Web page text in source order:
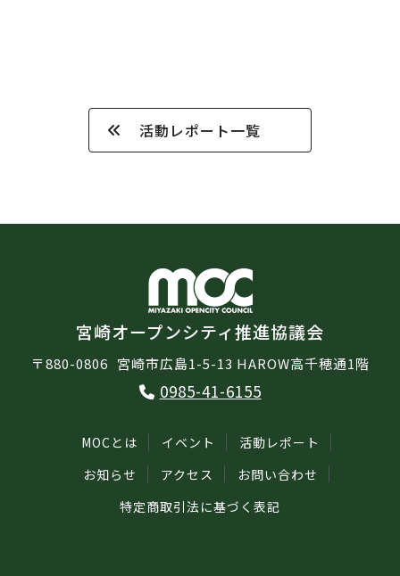
活動レポート一覧
宮崎オープンシティ推進協議会
〒880-0806 宮崎市広島1-5-13 HAROW高千穂通1階
0985-41-6155
MOCとは イベント
活動レポート
お知らせ
アクセス
お問い合わせ
特定商取引法に基づく表記